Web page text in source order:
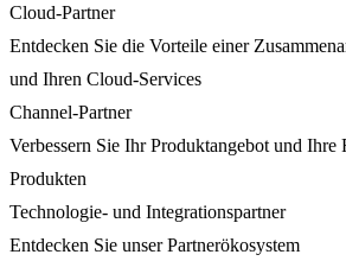
Cloud-Partner
Entdecken Sie die Vorteile einer
und Ihren Cloud-Services
Channel-Partner
Verbessern Sie Ihr Produktangebot und
Produkten
Technologie- und Integrationspartner
Entdecken Sie unser Partnerökosystem